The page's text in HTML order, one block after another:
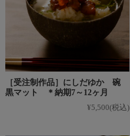
［受注制作品］にしだゆか 碗
黒マット ＊納期7～12ヶ月
¥5,500(税込)